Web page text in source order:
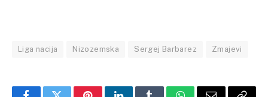
Liga nacija Nizozemska Sergej Barbarez Zmajevi